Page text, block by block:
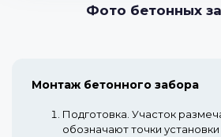
Фото бетонных
Монтаж бетонного забора
Подготовка. Участок
обозначают точки установки